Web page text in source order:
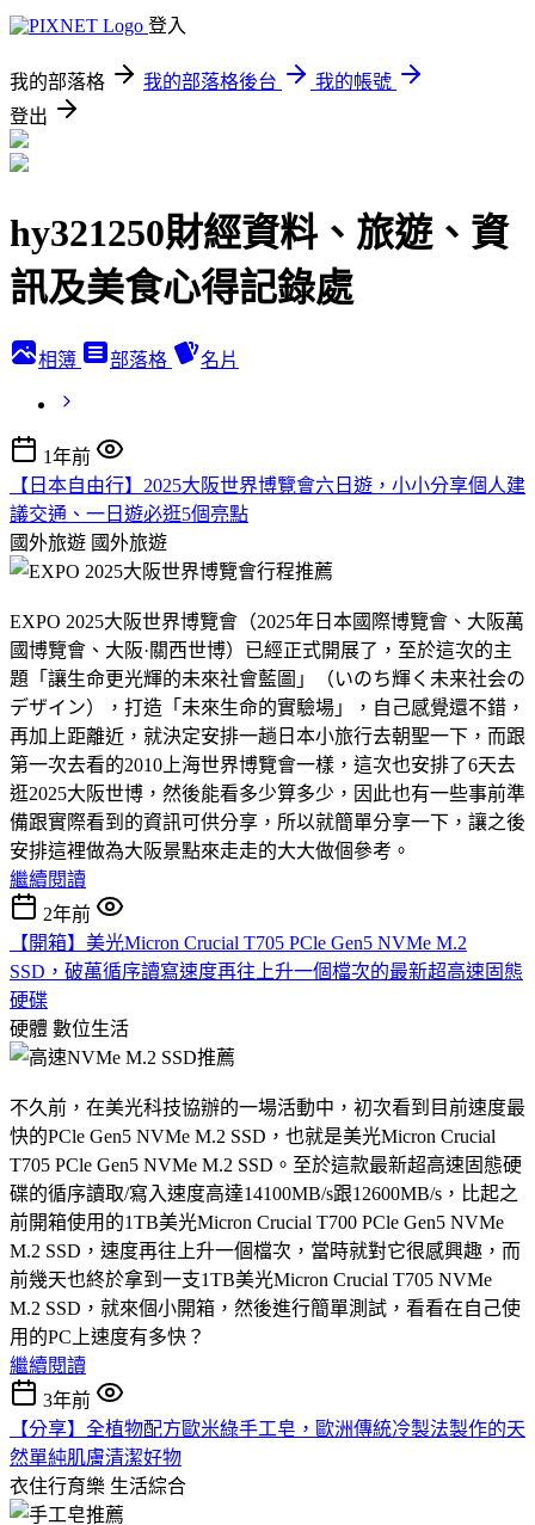
登入
我的部落格 我的部落格後台
我的帳號
登出
hy321250財經資料、旅遊、資
訊及美食心得記錄處
相簿 部落格 名片
1年前
【日本自由行】2025大阪世界博覽會六日遊，小小分享個人建
議交通、一日遊必逛5個亮點
國外旅遊 國外旅遊
EXPO 2025大阪世界博覽會（2025年日本國際博覽會、大阪萬
國博覽會、大阪·關西世博）已經正式開展了，至於這次的主
題「讓生命更光輝的未來社會藍圖」（いのち輝く未来社会の
デザイン），打造「未來生命的實驗場」，自己感覺還不錯，
再加上距離近，就決定安排一趟日本小旅行去朝聖一下，而跟
第一次去看的2010上海世界博覽會一樣，這次也安排了6天去
逛2025大阪世博，然後能看多少算多少，因此也有一些事前準
備跟實際看到的資訊可供分享，所以就簡單分享一下，讓之後
安排這裡做為大阪景點來走走的大大做個參考。
繼續閱讀
2年前
【開箱】美光Micron Crucial T705 PCle Gen5 NVMe M.2
SSD，破萬循序讀寫速度再往上升一個檔次的最新超高速固態
硬碟
硬體 數位生活
不久前，在美光科技協辦的一場活動中，初次看到目前速度最
快的PCle Gen5 NVMe M.2 SSD，也就是美光Micron Crucial
T705 PCle Gen5 NVMe M.2 SSD。至於這款最新超高速固態硬
碟的循序讀取/寫入速度高達14100MB/s跟12600MB/s，比起之
前開箱使用的1TB美光Micron Crucial T700 PCle Gen5 NVMe
M.2 SSD，速度再往上升一個檔次，當時就對它很感興趣，而
前幾天也終於拿到一支1TB美光Micron Crucial T705 NVMe
M.2 SSD，就來個小開箱，然後進行簡單測試，看看在自己使
用的PC上速度有多快？
繼續閱讀
3年前
【分享】全植物配方歐米綠手工皂，歐洲傳統冷製法製作的天
然單純肌膚清潔好物
衣住行育樂 生活綜合